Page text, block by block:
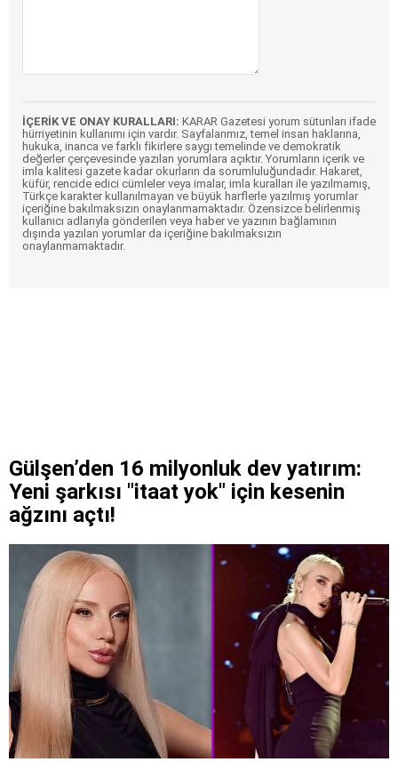
İÇERİK VE ONAY KURALLARI: KARAR Gazetesi yorum sütunları ifade
hürriyetinin kullanımı için vardır. Sayfalarımız, temel insan haklarına,
hukuka, inanca ve farklı fikirlere saygı temelinde ve demokratik
değerler çerçevesinde yazılan yorumlara açıktır. Yorumların içerik ve
imla kalitesi gazete kadar okurların da sorumluluğundadır. Hakaret,
küfür, rencide edici cümleler veya imalar, imla kuralları ile yazılmamış,
Türkçe karakter kullanılmayan ve büyük harflerle yazılmış yorumlar
içeriğine bakılmaksızın onaylanmamaktadır. Özensizce belirlenmiş
kullanıcı adlarıyla gönderilen veya haber ve yazının bağlamının
dışında yazılan yorumlar da içeriğine bakılmaksızın
onaylanmamaktadır.
Gülşen’den 16 milyonluk dev yatırım:
Yeni şarkısı "itaat yok" için kesenin
ağzını açtı!